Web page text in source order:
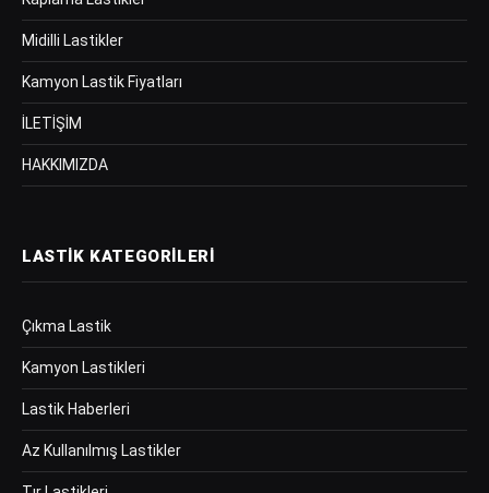
Midilli Lastikler
Kamyon Lastik Fiyatları
İLETİŞİM
HAKKIMIZDA
LASTIK KATEGORILERI
Çıkma Lastik
Kamyon Lastikleri
Lastik Haberleri
Az Kullanılmış Lastikler